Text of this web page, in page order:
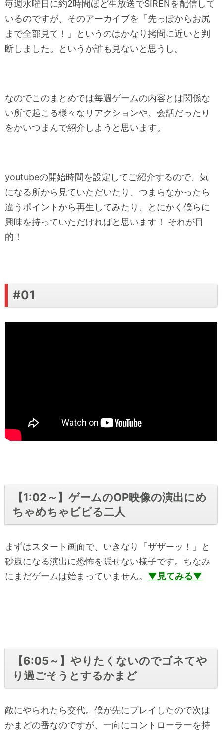
毎週水曜日に約2時間ほど生放送でSIRENを配信して
いるのですが、そのアーカイブを「先っぽからお尻
まで全部見て！」というのはかなり拷問に近いと判
断しました。というか誰も見ないと思うし。
なのでこのまとめでは毎週ゲームの内容とは関係な
い所で起こる様々なリアクションや、会話だったり
をかいつまんで紹介しようと思います。
youtubeの開始時間を設定してご紹介するので、気
になる所から見ていただいたり、つまらなかったら
違うポイントから再生してみたり、とにかく僕らに
興味を持っていただければと思います！ それが目
的！
#01
【1:02～】ゲームのOP映像の演出にめ
ちゃめちゃビビる二人
まずはスタート画面で、いきなり「ザザーッ！」と
砂嵐になる演出に恐怖を隠せない様子です。ちなみ
にまだゲームは始まっていません。 ▼見てみる▼
【6:05～】やりたくないのでゴネてや
り過ごそうとするかまど
敵にやられたら交代。僕が先にプレイしたので次は
かまどの番なのですが、一向にコントローラーを持